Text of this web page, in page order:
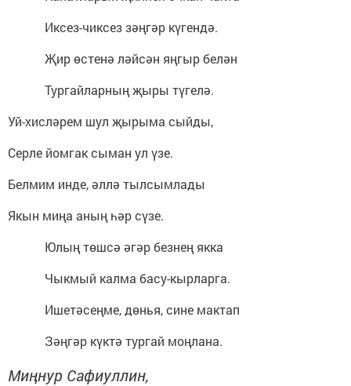
Иксез-чиксез зәңгәр күгендә.
Җир өстенә ләйсән яңгыр белән
Тургайларның җыры түгелә.
Уй-хисләрем шул җырыма сыйды,
Серле йомгак сыман ул үзе.
Белмим инде, әллә тылсымлады
Якын миңа аның һәр сүзе.
Юлың төшсә әгәр безнең якка
Чыкмый калма басу-кырларга.
Ишетәсеңме, дөнья, сине мактап
Зәңгәр күктә тургай моңлана.
Миңнур Сафиуллин,